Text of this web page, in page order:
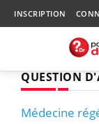
INSCRIPTION
QUESTION
Médecine